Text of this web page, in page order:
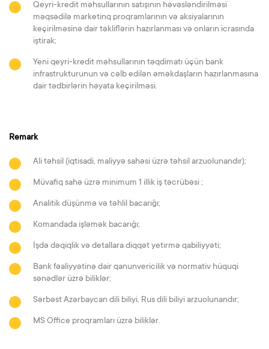
Qeyri-kredit məhsullarının satışının həvəsləndirilməsi
məqsədilə marketinq proqramlarının və aksiyalarının
keçirilməsinə dair təkliflərin hazırlanması və onların icrasında
iştirak;
Yeni qeyri-kredit məhsullarının təqdimatı üçün bank
infrastrukturunun və cəlb edilən əməkdaşların hazırlanmasına
dair tədbirlərin həyata keçirilməsi.
Remark
Ali təhsil (iqtisadi, maliyyə sahəsi üzrə təhsil arzuolunandır);
Müvafiq sahə üzrə minimum 1 illik iş təcrübəsi ;
Analitik düşünmə və təhlil bacarığı;
Komandada işləmək bacarığı;
İşdə dəqiqlik və detallara diqqət yetirmə qabiliyyəti;
Bank fəaliyyətinə dair qanunvericilik və normativ hüquqi
sənədlər üzrə biliklər;
Sərbəst Azərbaycan dili biliyi, Rus dili biliyi arzuolunandır;
MS Office proqramları üzrə biliklər.